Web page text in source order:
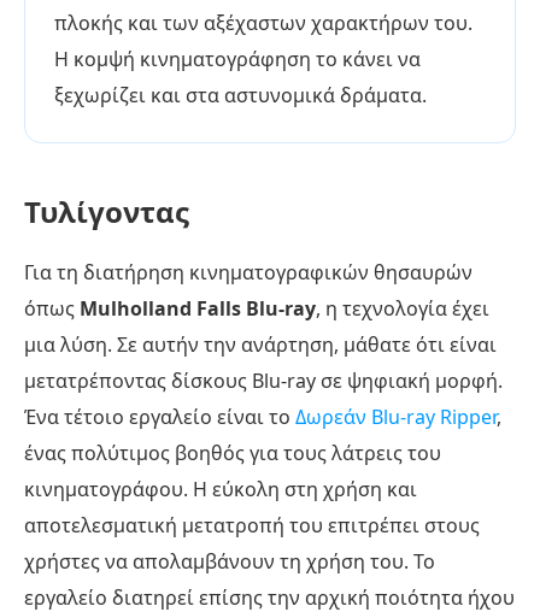
πλοκής και των αξέχαστων χαρακτήρων του.
Η κομψή κινηματογράφηση το κάνει να
ξεχωρίζει και στα αστυνομικά δράματα.
Τυλίγοντας
Για τη διατήρηση κινηματογραφικών θησαυρών
όπως Mulholland Falls Blu-ray, η τεχνολογία έχει
μια λύση. Σε αυτήν την ανάρτηση, μάθατε ότι είναι
μετατρέποντας δίσκους Blu-ray σε ψηφιακή μορφή.
Ένα τέτοιο εργαλείο είναι το Δωρεάν Blu-ray Ripper,
ένας πολύτιμος βοηθός για τους λάτρεις του
κινηματογράφου. Η εύκολη στη χρήση και
αποτελεσματική μετατροπή του επιτρέπει στους
χρήστες να απολαμβάνουν τη χρήση του. Το
εργαλείο διατηρεί επίσης την αρχική ποιότητα ήχου